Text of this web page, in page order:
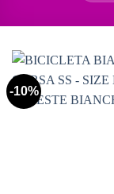
-10%